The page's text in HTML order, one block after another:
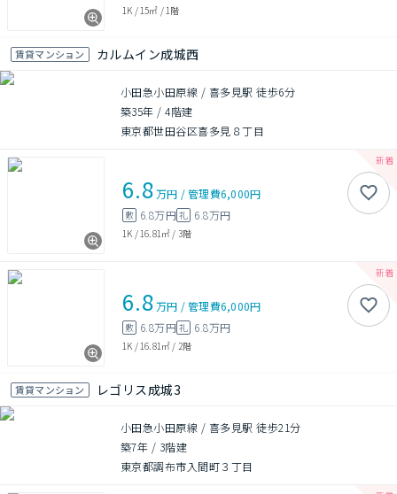
1K / 15㎡ / 1階
賃貸マンション カルムイン成城西
小田急小田原線 / 喜多見駅 徒歩6分
築35年 /4階建
東京都世田谷区喜多見８丁目
6.8万円 /管理費6,000円
敷 6.8万円礼 6.8万円
1K / 16.81㎡ / 3階
6.8万円 /管理費6,000円
敷 6.8万円礼 6.8万円
1K / 16.81㎡ / 2階
賃貸マンション レゴリス成城3
小田急小田原線 / 喜多見駅 徒歩21分
築7年 / 3階建
東京都調布市入間町３丁目